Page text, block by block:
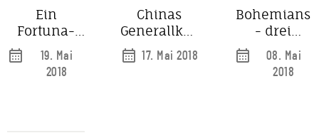
Ein
Fortuna-
Platz für
Düsseldorf
19. Mai
2018
Chinas
Generallkonsul
besucht die
Jonges
17. Mai 2018
Bohemians
- drei
Tenöre
begeistern
für den
08. Mai
2018